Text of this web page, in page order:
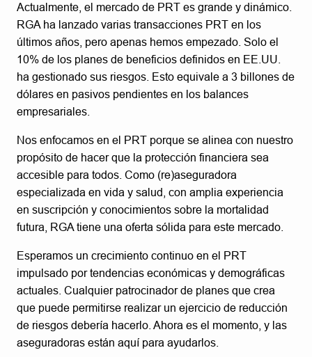
Actualmente, el mercado de PRT es grande y dinámico.
RGA ha lanzado varias transacciones PRT en los
últimos años, pero apenas hemos empezado. Solo el
10% de los planes de beneficios definidos en EE.UU.
ha gestionado sus riesgos. Esto equivale a 3 billones de
dólares en pasivos pendientes en los balances
empresariales.
Nos enfocamos en el PRT porque se alinea con nuestro
propósito de hacer que la protección financiera sea
accesible para todos. Como (re)aseguradora
especializada en vida y salud, con amplia experiencia
en suscripción y conocimientos sobre la mortalidad
futura, RGA tiene una oferta sólida para este mercado.
Esperamos un crecimiento continuo en el PRT
impulsado por tendencias económicas y demográficas
actuales. Cualquier patrocinador de planes que crea
que puede permitirse realizar un ejercicio de reducción
de riesgos debería hacerlo. Ahora es el momento, y las
aseguradoras están aquí para ayudarlos.